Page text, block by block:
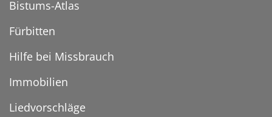
Bistums-Atlas
Fürbitten
Hilfe bei Missbrauch
Immobilien
Liedvorschläge